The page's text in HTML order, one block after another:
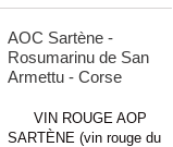
AOC Sartène -
Rosumarinu de San
Armettu - Corse
VIN ROUGE AOP
SARTÈNE (vin rouge du